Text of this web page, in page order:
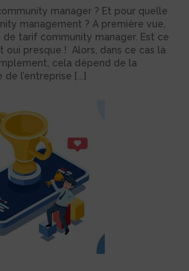
manager ? Et pour quelle
management ? A première vue,
tarif community manager. Est ce
oui presque ! Alors, dans ce cas là
cela dépend de la
l’entreprise [...]